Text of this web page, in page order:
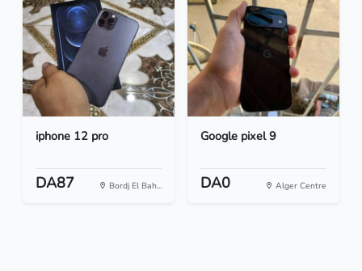
iphone 12 pro
DA87 Bordj El Bah...
Google pixel 9
DA0 Alger Centre